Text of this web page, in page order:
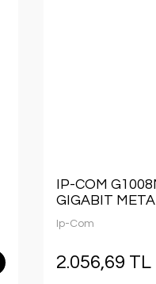
IP-COM
GIGABIT
Ip-Com
2.056,69 TL